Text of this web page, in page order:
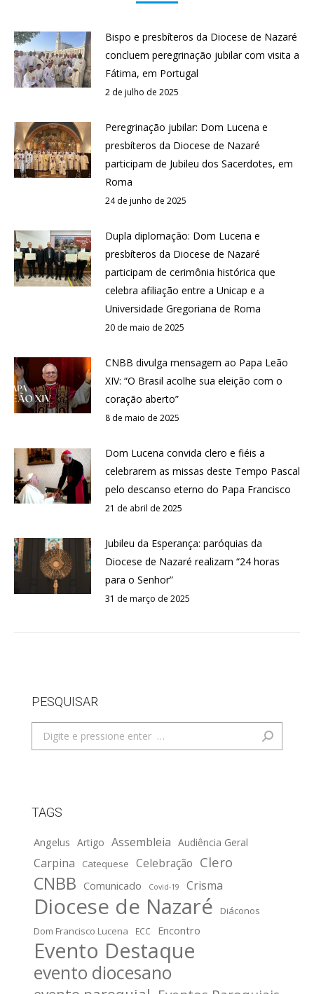
Bispo e presbíteros da Diocese de Nazaré
concluem peregrinação jubilar com visita a
Fátima, em Portugal
2 de julho de 2025
Peregrinação jubilar: Dom Lucena e
presbíteros da Diocese de Nazaré
participam de Jubileu dos Sacerdotes, em
Roma
24 de junho de 2025
Dupla diplomação: Dom Lucena e
presbíteros da Diocese de Nazaré
participam de cerimônia histórica que
celebra afiliação entre a Unicap e a
Universidade Gregoriana de Roma
20 de maio de 2025
CNBB divulga mensagem ao Papa Leão
XIV: “O Brasil acolhe sua eleição com o
coração aberto”
8 de maio de 2025
Dom Lucena convida clero e fiéis a
celebrarem as missas deste Tempo Pascal
pelo descanso eterno do Papa Francisco
21 de abril de 2025
Jubileu da Esperança: paróquias da
Diocese de Nazaré realizam “24 horas
para o Senhor”
31 de março de 2025
PESQUISAR
Search:
TAGS
Angelus Artigo Assembleia Audiência Geral
Carpina Catequese Celebração Clero
CNBB Comunicado Covid-19 Crisma
Diocese de Nazaré
Diáconos
Dom Francisco Lucena
ECC Encontro
Evento Destaque
evento diocesano